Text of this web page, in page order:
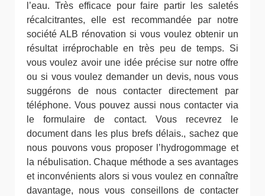
l’eau. Très efficace pour faire partir les saletés
récalcitrantes, elle est recommandée par notre
société ALB rénovation si vous voulez obtenir un
résultat irréprochable en très peu de temps. Si
vous voulez avoir une idée précise sur notre offre
ou si vous voulez demander un devis, nous vous
suggérons de nous contacter directement par
téléphone. Vous pouvez aussi nous contacter via
le formulaire de contact. Vous recevrez le
document dans les plus brefs délais., sachez que
nous pouvons vous proposer l’hydrogommage et
la nébulisation. Chaque méthode a ses avantages
et inconvénients alors si vous voulez en connaître
davantage, nous vous conseillons de contacter